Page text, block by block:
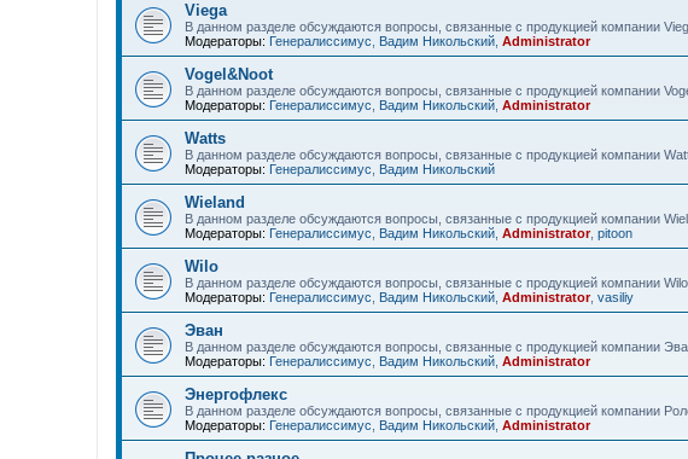
Viega
В данном разделе обсуждаются вопросы, связанные с продукцией компании
Модераторы: Генералиссимус Вадим Никольский Administrator
Vogel&Noot
В данном разделе обсуждаются вопросы, связанные с продукцией компании
Модераторы: Генералиссимус Вадим Никольский Administrator
Watts
В данном разделе обсуждаются вопросы, связанные с продукцией компании
Модераторы: Генералиссимус Вадим Никольский
Wieland
В данном разделе обсуждаются вопросы, связанные с продукцией компании
Модераторы: Генералиссимус Вадим Никольский Administrator, pitoon
Wilo
В данном разделе обсуждаются вопросы, связанные с продукцией компании Wilo.
Модераторы: Генералиссимус Вадим Никольский Administrator, vasiliy
Эван
В данном разделе обсуждаются вопросы, связанные с продукцией компании
Модераторы: Генералиссимус Вадим Никольский Administrator
Энергофлекс
В данном разделе обсуждаются вопросы, связанные с продукцией компании
Модераторы: Генералиссимус Вадим Никольский Administrator